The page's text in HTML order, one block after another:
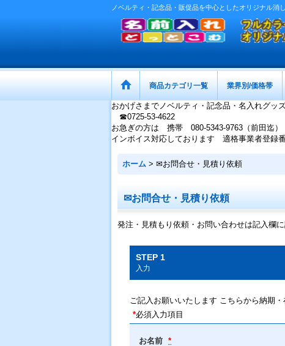
ノベルティ・記念品・販促品を中心としたオリジナル消
商品カテゴリ一覧 業界別/価格帯
おかげさまでノベルティ・記念品・名入れグッ
☎0725-53-4622
お急ぎの方は 携帯 080-5343-9763（前田迄）
インボイス対応しております 適格事業者登録
ホーム > ✉お問合せ・見積り依頼
✉お問合せ・見積り依頼
発注・見積もり依頼・お問い合わせは記入欄
STEP 1
入力
ご記入お願いいたします こちらから納期
*必須入力項目
お名前 *